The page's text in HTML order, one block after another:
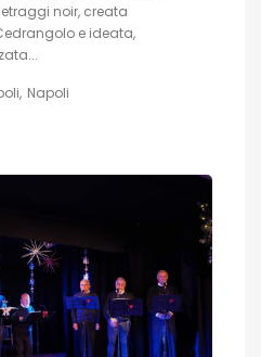
noir, creata
e ideata,
Napoli